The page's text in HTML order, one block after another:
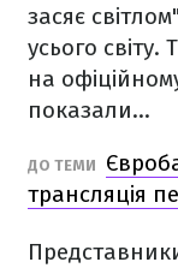
засяє
усього світу.
на
показали...
ДО ТЕМИ
трансляція